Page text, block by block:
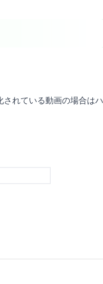
れている動画の場合はハ